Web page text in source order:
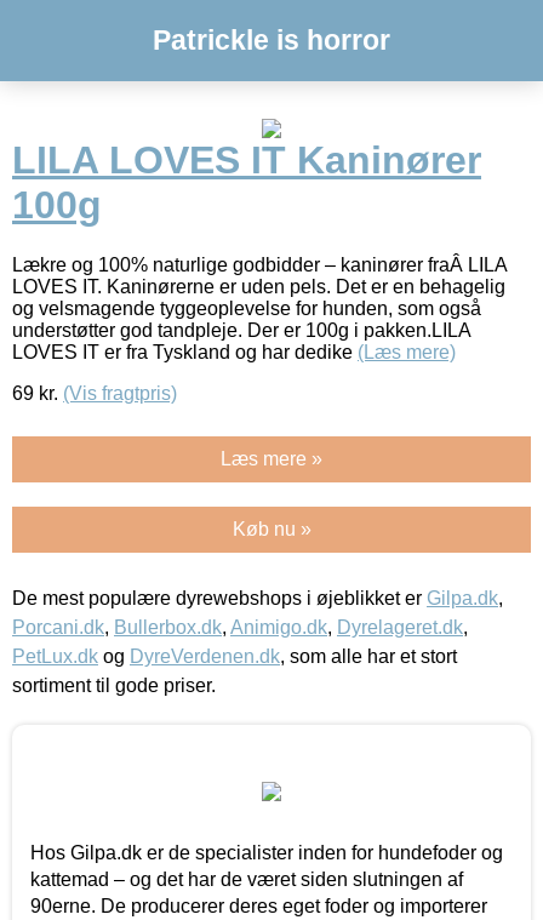
Patrickle is horror
LILA LOVES IT Kaninører
100g
Lækre og 100% naturlige godbidder – kaninører fraÂ LILA
LOVES IT. Kaninørerne er uden pels. Det er en behagelig
og velsmagende tyggeoplevelse for hunden, som også
understøtter god tandpleje. Der er 100g i pakken.LILA
LOVES IT er fra Tyskland og har dedike (Læs mere)
69 kr. (Vis fragtpris)
Læs mere »
Køb nu »
De mest populære dyrewebshops i øjeblikket er Gilpa.dk,
Porcani.dk, Bullerbox.dk, Animigo.dk, Dyrelageret.dk,
PetLux.dk og DyreVerdenen.dk, som alle har et stort
sortiment til gode priser.
Hos Gilpa.dk er de specialister inden for hundefoder og
kattemad – og det har de været siden slutningen af
90erne. De producerer deres eget foder og importerer